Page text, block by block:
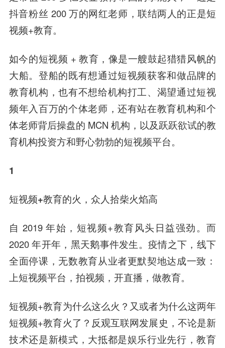
抖音粉丝 200 万的网红老师，联结两人的正是短
视频+教育。
如今的短视频 + 教育，像是一艘鼓起猎猎风帆的
大船。登船的既有想通过短视频获客和做品牌的
教育机构，也有不想给机构打工、渴望通过短视
频年入百万的个体老师，还有站在教育机构和个
体老师背后操盘的 MCN 机构，以及跃跃欲试的教
育机构投资方和野心勃勃的短视频平台。
1
短视频+教育的火，众人拾柴火焰高
自 2019 年始，短视频+教育风头日益强劲。而
2020 年开年，黑天鹅事件发生。疫情之下，线下
全面停课，无数教育从业者更默契地达成一致：
上短视频平台，拍视频，开直播，做教育。
短视频+教育为什么这么火？又或者为什么这两年
短视频+教育火了？反观互联网发展史，不论是新
技术还是新模式，大抵都是娱乐行业先行，教育